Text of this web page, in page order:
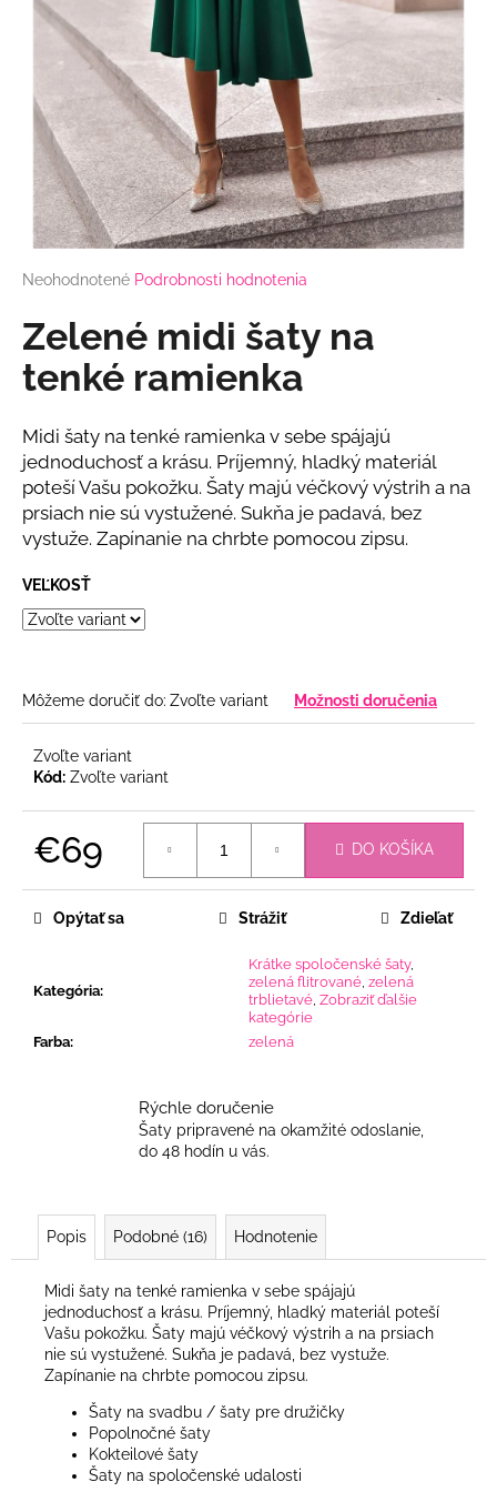
Priemerné
produktu
je
0,0
z
hviezdičiek.
Neohodnotené Podrobnosti hodnotenia
Zelené midi šaty na
tenké ramienka
Midi šaty na tenké ramienka v sebe spájajú
jednoduchosť a krásu. Príjemný, hladký materiál
poteší Vašu pokožku. Šaty majú véčkový výstrih a na
prsiach nie sú vystužené. Sukňa je padavá, bez
vystuže. Zapínanie na chrbte pomocou zipsu.
VEĽKOSŤ
Môžeme doručiť do: Zvoľte variant Možnosti doručenia
Zvoľte variant
Kód: Zvoľte variant
€69 DO KOŠÍKA
Kategória:
Krátke spoločenské šaty,
zelená flitrované zelená
trblietavé Zobraziť ďalšie
kategórie
Farba: zelená
Opýtať sa Strážiť Zdieľať
Rýchle doručenie
Šaty pripravené na okamžité odoslanie,
do 48 hodín u vás.
Popis Podobné (16) Hodnotenie
Midi šaty na tenké ramienka v sebe spájajú
jednoduchosť a krásu. Príjemný, hladký materiál poteší
Vašu pokožku. Šaty majú véčkový výstrih a na prsiach
nie sú vystužené. Sukňa je padavá, bez vystuže.
Zapínanie na chrbte pomocou zipsu.
Šaty na svadbu / šaty pre družičky
Popolnočné šaty
Kokteilové šaty
Šaty na spoločenské udalosti
O
d
o
r
ú
č
a
m
e
KORZETOVÉ
€93